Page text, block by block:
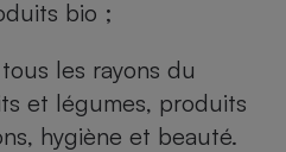
bio ;
les rayons du
et légumes, produits
hygiène et beauté.